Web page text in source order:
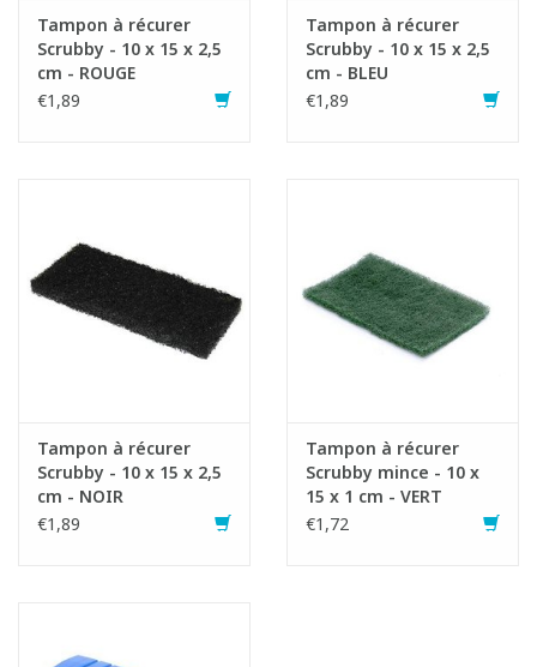
Fiche produit
Tampon à récurer
Scrubby - 10 x 15 x 2,5
cm - ROUGE
€1,89
Tampon à récurer
Scrubby - 10 x 15 x 2,5
cm - BLEU
€1,89
Tampon à récurer
Scrubby - 10 x 15 x 2,5
cm - NOIR
€1,89
Tampon à récurer
Scrubby mince - 10 x
15 x 1 cm - VERT
€1,72